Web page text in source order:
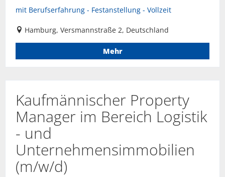
mit Berufserfahrung - Festanstellung - Vollzeit
Hamburg, Versmannstraße 2, Deutschland
Mehr
Kaufmännischer Property
Manager im Bereich Logistik
- und
Unternehmensimmobilien
(m/w/d)